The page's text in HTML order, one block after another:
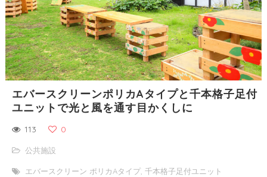
エバースクリーンポリカAタイプと千本格子足付
ユニットで光と風を通す目かくしに
113 0
公共施設
エバースクリーン ポリカAタイプ, 千本格子足付ユニット